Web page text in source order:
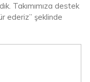
Takımımıza destek
ederiz” şeklinde